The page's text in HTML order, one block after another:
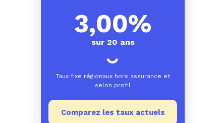
3,00%
sur 20 ans
Taux fixe régionaux hors assurance et
selon profil
Comparez les taux actuels